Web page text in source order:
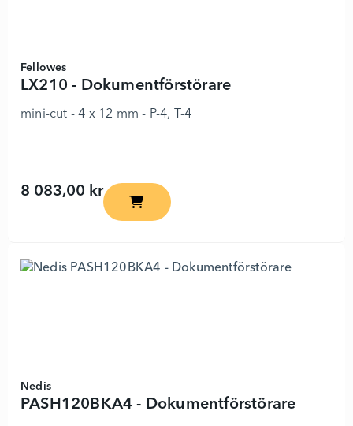
Fellowes
LX210 - Dokumentförstörare
mini-cut - 4 x 12 mm - P-4, T-4
8 083,00 krLX210 - Dokumentförstörare - 6730689 -
Nedis
PASH120BKA4 - Dokumentförstörare